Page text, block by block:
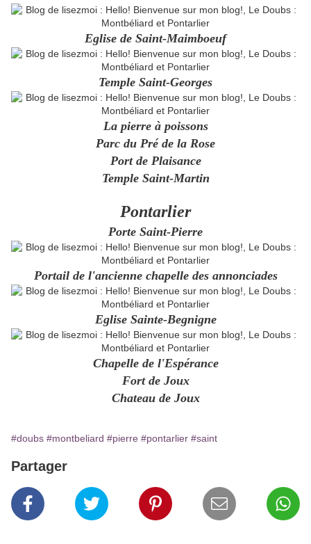
Eglise de Saint-Maimboeuf
Temple Saint-Georges
La pierre à poissons
Parc du Pré de la Rose
Port de Plaisance
Temple Saint-Martin
Pontarlier
Porte Saint-Pierre
Portail de l'ancienne chapelle des annonciades
Eglise Sainte-Begnigne
Chapelle de l'Espérance
Fort de Joux
Chateau de Joux
#doubs #montbeliard #pierre #pontarlier #saint
Partager